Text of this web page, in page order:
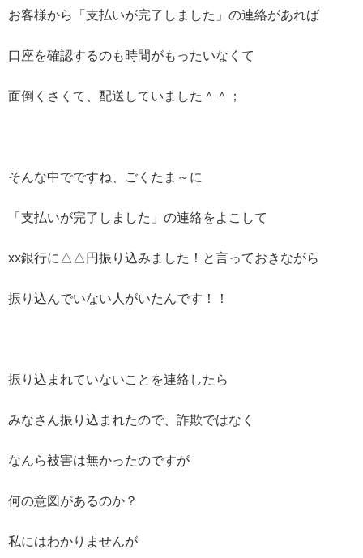
お客様から「支払いが完了しました」の連絡があれば
口座を確認するのも時間がもったいなくて
面倒くさくて、配送していました＾＾；
そんな中でですね、ごくたま～に
「支払いが完了しました」の連絡をよこして
xx銀行に△△円振り込みました！と言っておきながら
振り込んでいない人がいたんです！！
振り込まれていないことを連絡したら
みなさん振り込まれたので、詐欺ではなく
なんら被害は無かったのですが
何の意図があるのか？
私にはわかりませんが